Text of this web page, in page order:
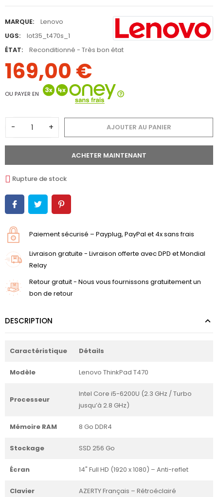
MARQUE:
Lenovo
UGS:
lot35_t470s_1
ÉTAT:
Reconditionné - Très bon état
169,00 €
OU PAYER EN
- + AJOUTER AU PANIER
ACHETER MAINTENANT
Rupture de stock
Paiement sécurisé – Payplug, PayPal et 4x sans frais
Livraison gratuite - Livraison offerte avec DPD et Mondial
Relay
Retour gratuit - Nous vous fournissons gratuitement un
bon de retour
DESCRIPTION
Caractéristique Détails
Modèle Lenovo ThinkPad T470
Processeur
Intel Core i5-6200U (2.3 GHz / Turbo
jusqu’à 2.8 GHz)
Mémoire RAM 8 Go DDR4
Stockage SSD 256 Go
Écran 14" Full HD (1920 x 1080) – Anti-reflet
Clavier AZERTY Français – Rétroéclairé